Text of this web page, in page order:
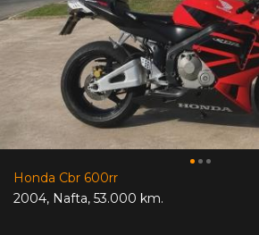
Honda Cbr 600rr
2004, Nafta, 53.000 km.